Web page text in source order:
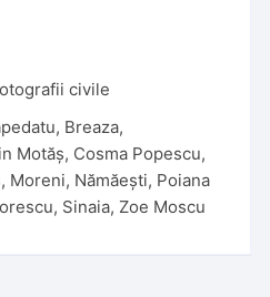
civile
, Breaza,
Motăș, Cosma Popescu,
, Moreni, Nămăești, Poiana
, Sinaia, Zoe Moscu